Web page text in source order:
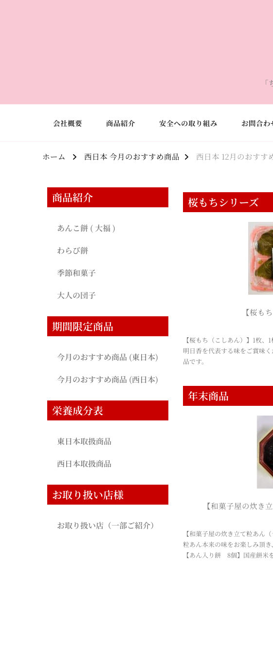
会社概要 商品紹介 安全への取り組み お問合わ
ホーム 西日本 今月のおすすめ商品 西日本 12月のおすす
商品紹介
あんこ餅 ( 大福 )
わらび餅
季節和菓子
大人の団子
期間限定商品
今月のおすすめ商品 (東日本)
今月のおすすめ商品 (西日本)
栄養成分表
東日本取扱商品
西日本取扱商品
お取り扱い店様
お取り扱い店（一部ご紹介）
桜もちシリーズ
【桜も
【桜もち（こしあん）】1枚
明日香を代表する味をご賞味
品です。
年末商品
【和菓子屋の炊き
【和菓子屋の炊き立て粒あん
粒あん本来の味をお楽しみ頂
【あん入り餅 8個】国産餅米